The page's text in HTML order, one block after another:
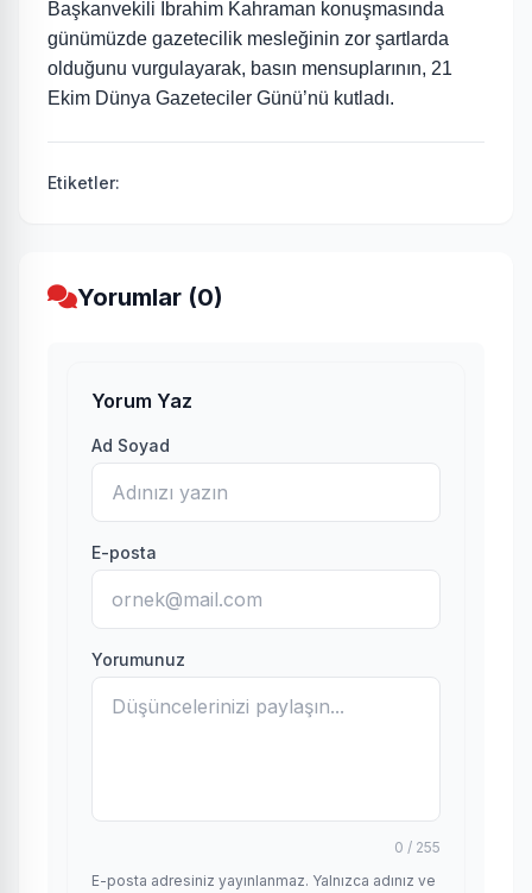
Başkanvekili İbrahim Kahraman konuşmasında
günümüzde gazetecilik mesleğinin zor şartlarda
olduğunu vurgulayarak, basın mensuplarının, 21
Ekim Dünya Gazeteciler Günü’nü kutladı.
Etiketler:
Yorumlar (0)
Yorum Yaz
Ad Soyad
E-posta
Yorumunuz
0 / 255
E-posta adresiniz yayınlanmaz. Yalnızca adınız ve